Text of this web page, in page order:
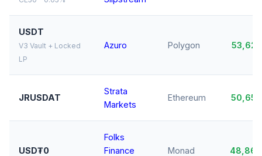
USDT
V3 Vault + Locked
LP
Azuro Polygon
JRUSDAT
Strata
Markets
Ethereum
USD₮0
Folks
Finance
Monad